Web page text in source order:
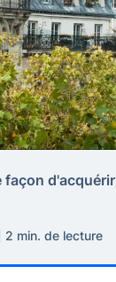
façon
2 min. de lecture